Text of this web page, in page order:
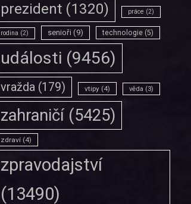
prezident (1320) práce (2)
rodina (2) senioři (9) technologie (5)
události (9456)
vražda (179) vtipy (4) věda (3)
zahraničí (5425)
zdraví (4)
zpravodajství
(13490)